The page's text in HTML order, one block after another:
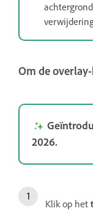
Om de
2026.
Klik op het